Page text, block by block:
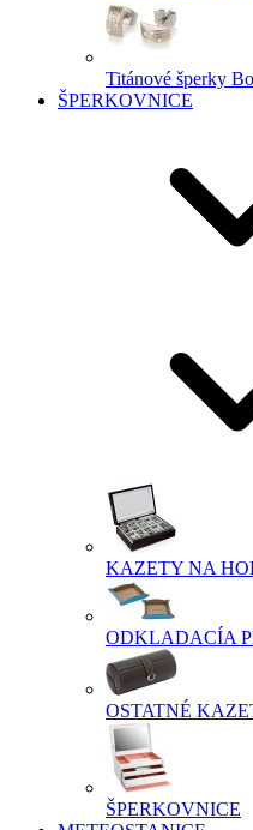
Titánové šperky
ŠPERKOVNICE
KAZETY NA
ODKLADACÍA
OSTATNÉ
ŠPERKOVNICE